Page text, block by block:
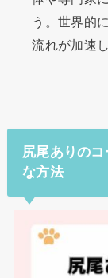
う。世界的
流れが加速
尻尾ありの
な方法